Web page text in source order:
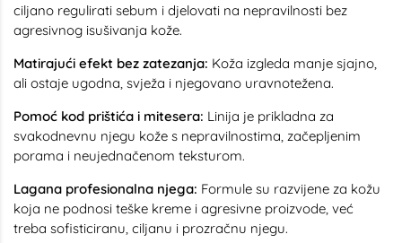
ciljano regulirati sebum i djelovati na nepravilnosti bez
agresivnog isušivanja kože.
Matirajući efekt bez zatezanja: Koža izgleda manje sjajno,
ali ostaje ugodna, svježa i njegovano uravnotežena.
Pomoć kod prištića i mitesera: Linija je prikladna za
svakodnevnu njegu kože s nepravilnostima, začepljenim
porama i neujednačenom teksturom.
Lagana profesionalna njega: Formule su razvijene za kožu
koja ne podnosi teške kreme i agresivne proizvode, već
treba sofisticiranu, ciljanu i prozračnu njegu.